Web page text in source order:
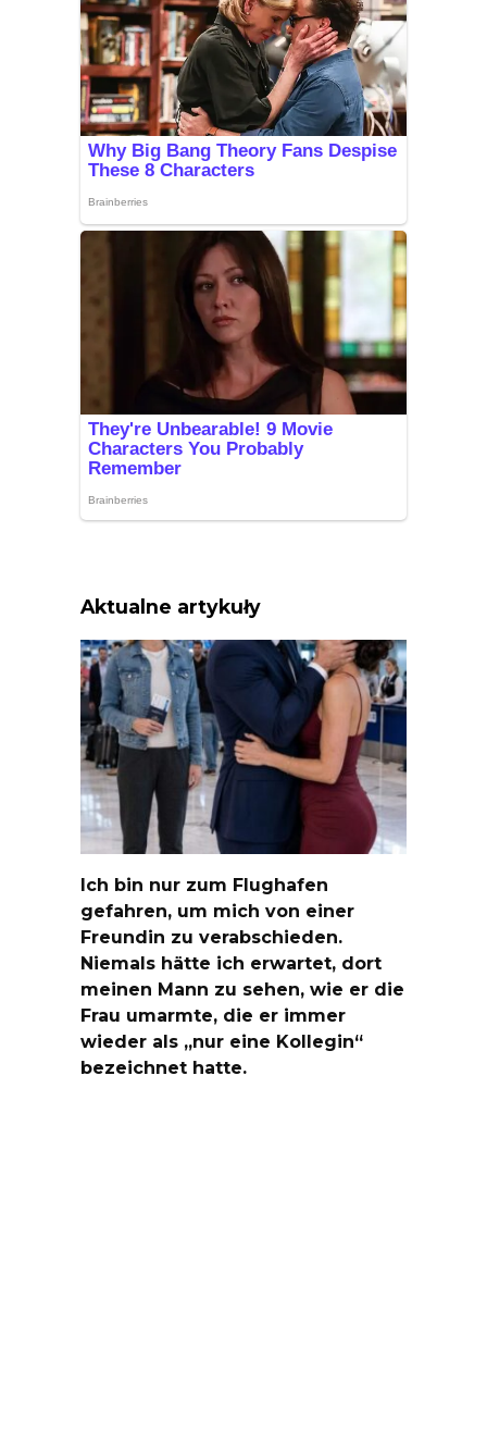
Aktualne artykuły
Ich bin nur zum Flughafen
gefahren, um mich von einer
Freundin zu verabschieden.
Niemals hätte ich erwartet, dort
meinen Mann zu sehen, wie er die
Frau umarmte, die er immer
wieder als „nur eine Kollegin“
bezeichnet hatte.